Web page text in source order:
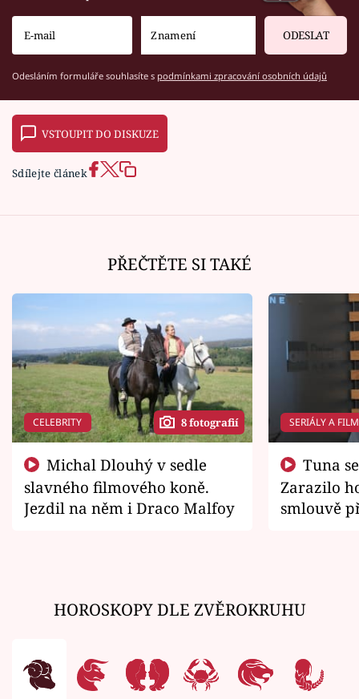
ODESLAT
Odesláním formuláře souhlasíte s podmínkami zpracování osobních údajů
VSTOUPIT DO DISKUZE
Sdílejte článek
PŘEČTĚTE SI TAKÉ
CELEBRITY 8 fotografií
slavného filmového koně.
Jezdil na něm i Draco Malfoy
SERIÁLY A
Zarazilo
smlouvě
HOROSKOPY DLE ZVĚROKRUHU